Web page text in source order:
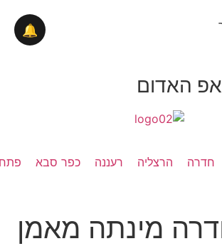
האדום
חדרה הרצליה רעננה כפר סבא
מינתה מאמן
🔔